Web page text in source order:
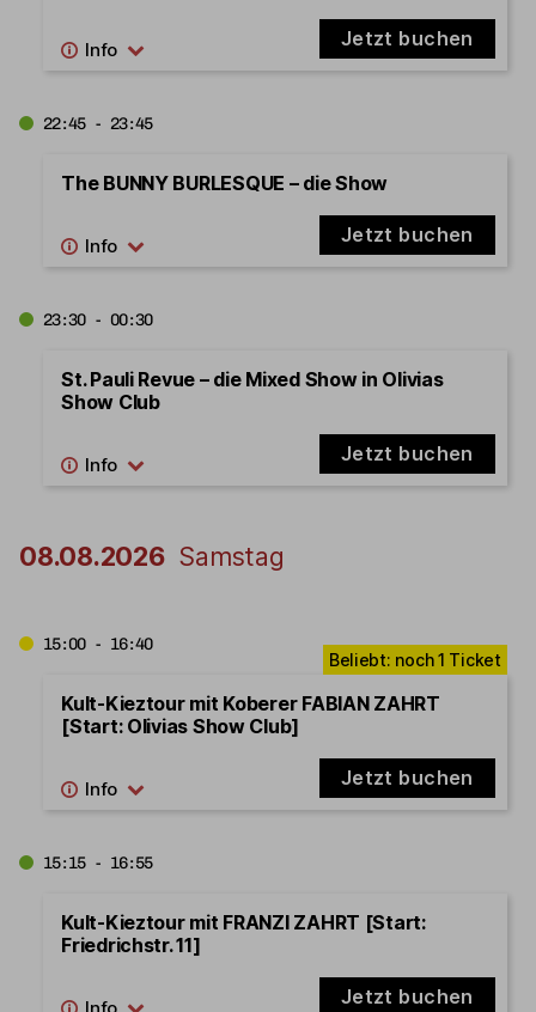
Jetzt buchen
22:45 - 23:45
The BUNNY BURLESQUE – die Show
Jetzt buchen
23:30 - 00:30
St. Pauli Revue – die Mixed Show in Olivias
Show Club
Jetzt buchen
08.08.2026 Samstag
15:00 - 16:40
Kult-Kieztour mit Koberer FABIAN ZAHRT
[Start: Olivias Show Club]
Jetzt buchen
15:15 - 16:55
Kult-Kieztour mit FRANZI ZAHRT [Start:
Friedrichstr. 11]
Jetzt buchen